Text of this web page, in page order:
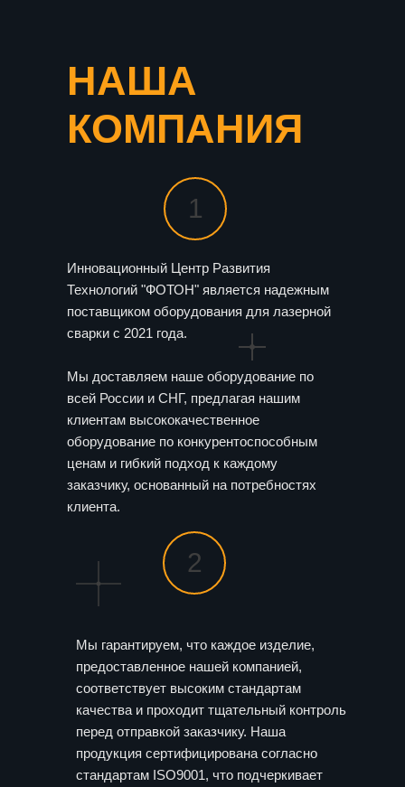
1
2
НАША
КОМПАНИЯ
Инновационный Центр Развития
Технологий "ФОТОН" является надежным
поставщиком оборудования для лазерной
сварки с 2021 года.
Мы доставляем наше оборудование по
всей России и СНГ, предлагая нашим
клиентам высококачественное
оборудование по конкурентоспособным
ценам и гибкий подход к каждому
заказчику, основанный на потребностях
клиента.
Мы гарантируем, что каждое изделие,
предоставленное нашей компанией,
соответствует высоким стандартам
качества и проходит тщательный контроль
перед отправкой заказчику. Наша
продукция сертифицирована согласно
стандартам ISO9001, что подчеркивает